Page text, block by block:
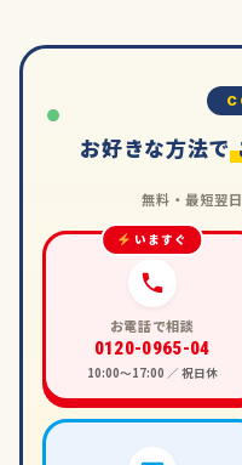
お好きな方法で
無料・最短翌
いますぐ
お電話で相談
0120-0965-04
10:00〜17:00 ／ 祝日休